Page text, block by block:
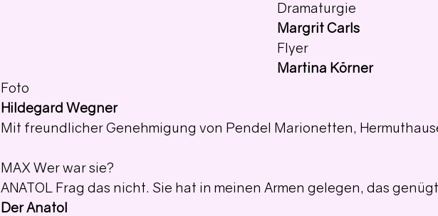
Dramaturgie
Margrit Carls
Flyer
Martina Körner
Foto
Hildegard Wegner
Mit freundlicher Genehmigung von Pendel Marionetten,
MAX Wer war sie?
ANATOL Frag das nicht. Sie hat in meinen Armen gelegen, das
Der Anatol